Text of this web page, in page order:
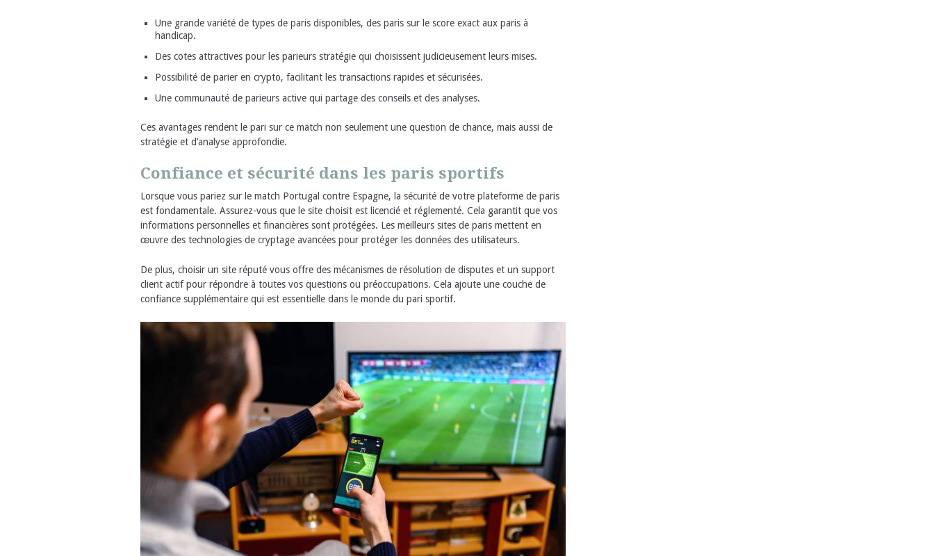
Une grande variété de types de paris disponibles, des paris sur le score exact aux paris à
handicap.
Des cotes attractives pour les parieurs stratégie qui choisissent judicieusement leurs mises.
Possibilité de parier en crypto, facilitant les transactions rapides et sécurisées.
Une communauté de parieurs active qui partage des conseils et des analyses.
Ces avantages rendent le pari sur ce match non seulement une question de chance, mais aussi de
stratégie et d’analyse approfondie.
Confiance et sécurité dans les paris sportifs
Lorsque vous pariez sur le match Portugal contre Espagne, la sécurité de votre plateforme de paris
est fondamentale. Assurez-vous que le site choisit est licencié et réglementé. Cela garantit que vos
informations personnelles et financières sont protégées. Les meilleurs sites de paris mettent en
œuvre des technologies de cryptage avancées pour protéger les données des utilisateurs.
De plus, choisir un site réputé vous offre des mécanismes de résolution de disputes et un support
client actif pour répondre à toutes vos questions ou préoccupations. Cela ajoute une couche de
confiance supplémentaire qui est essentielle dans le monde du pari sportif.